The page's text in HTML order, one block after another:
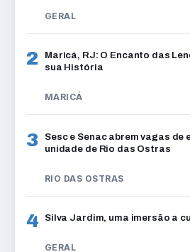
GERAL
2
Maricá, RJ: O Encanto das
sua História
MARICÁ
3
Sesc e Senac abrem vagas de
unidade de Rio das Ostras
RIO DAS OSTRAS
4 Silva Jardim, uma imersão a
GERAL